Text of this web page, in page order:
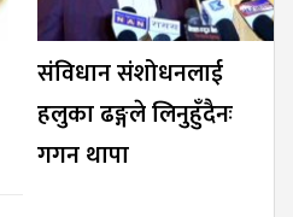
संविधान संशोधनलाई
हलुका ढङ्गले लिनुहुँदैनः
गगन थापा